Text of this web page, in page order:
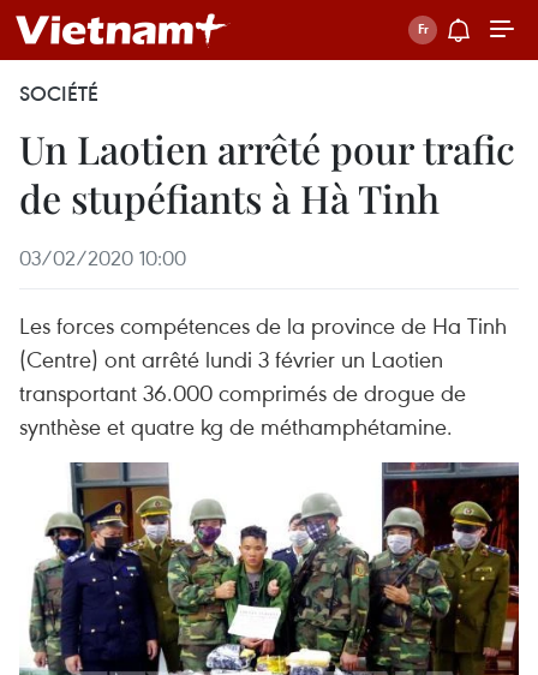
SOCIÉTÉ
Un Laotien arrêté pour trafic
de stupéfiants à Hà Tinh
03/02/2020 10:00
Les forces compétences de la province de Ha Tinh
(Centre) ont arrêté lundi 3 février un Laotien
transportant 36.000 comprimés de drogue de
synthèse et quatre kg de méthamphétamine.